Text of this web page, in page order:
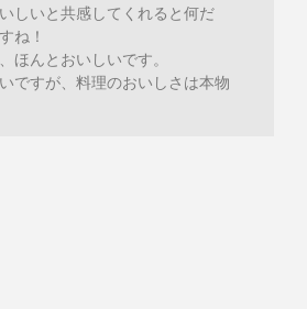
しいと共感してくれると何だ
ね！
ほんとおいしいです。
ですが、料理のおいしさは本物